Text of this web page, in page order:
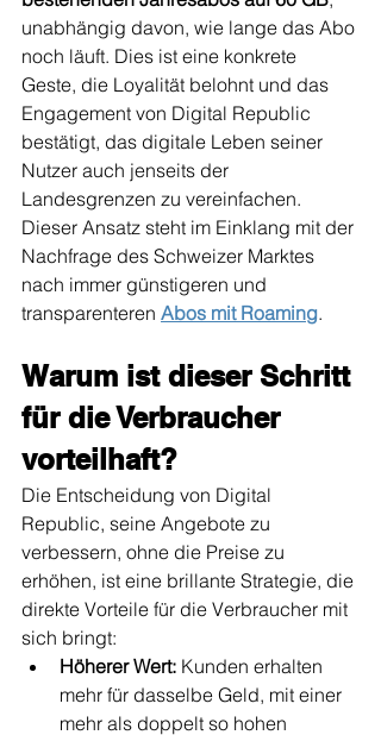
unabhängig davon, wie lange das Abo
noch läuft. Dies ist eine konkrete
Geste, die Loyalität belohnt und das
Engagement von Digital Republic
bestätigt, das digitale Leben seiner
Nutzer auch jenseits der
Landesgrenzen zu vereinfachen.
Dieser Ansatz steht im Einklang mit der
Nachfrage des Schweizer Marktes
nach immer günstigeren und
transparenteren Abos mit Roaming.
Warum ist dieser Schritt
für die Verbraucher
vorteilhaft?
Die Entscheidung von Digital
Republic, seine Angebote zu
verbessern, ohne die Preise zu
erhöhen, ist eine brillante Strategie, die
direkte Vorteile für die Verbraucher mit
sich bringt:
Höherer Wert: Kunden erhalten
mehr für dasselbe Geld, mit einer
mehr als doppelt so hohen